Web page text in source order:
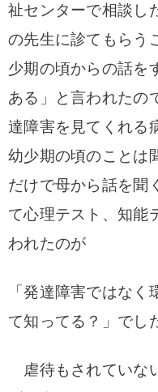
祉センターで相談し
の先生に診てもらう
少期の頃からの話を
ある」と言われたの
達障害を見てくれる
幼少期の頃のことは
だけで母から話を聞
て心理テスト、知能
われたのが
「発達障害ではな
て知ってる？」でし
虐待もされていな